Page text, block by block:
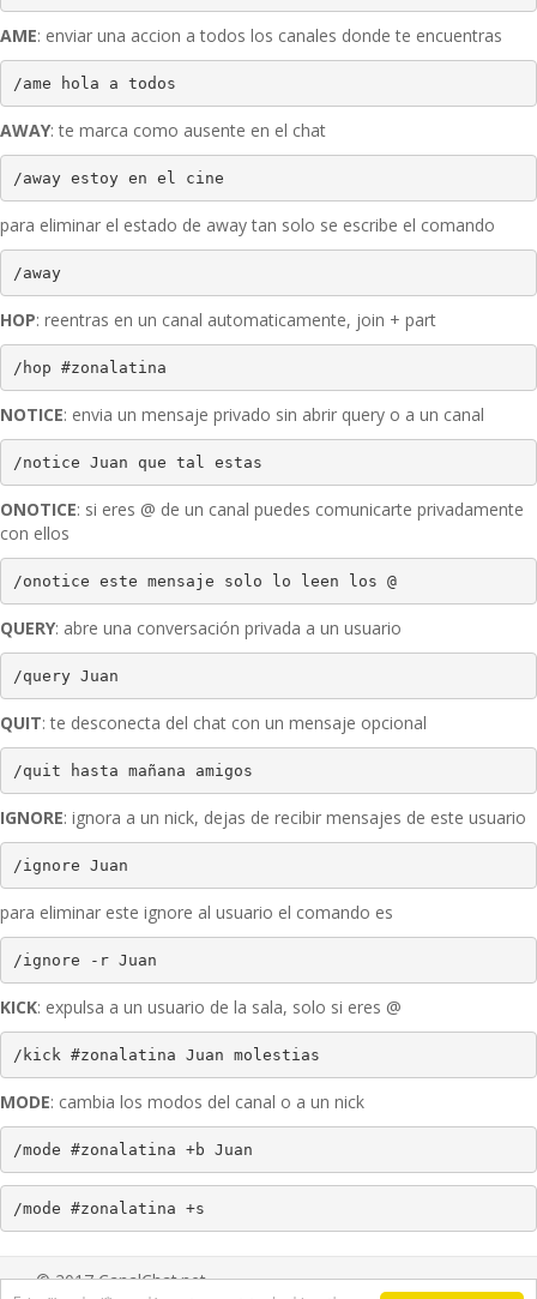
AME: enviar una accion a todos los canales donde te encuentras
/ame hola a todos
AWAY: te marca como ausente en el chat
/away estoy en el cine
para eliminar el estado de away tan solo se escribe el comando
/away
HOP: reentras en un canal automaticamente, join + part
/hop #zonalatina
NOTICE: envia un mensaje privado sin abrir query o a un canal
/notice Juan que tal estas
ONOTICE: si eres @ de un canal puedes comunicarte privadamente
con ellos
/onotice este mensaje solo lo leen los @
QUERY: abre una conversación privada a un usuario
/query Juan
QUIT: te desconecta del chat con un mensaje opcional
/quit hasta mañana amigos
IGNORE: ignora a un nick, dejas de recibir mensajes de este usuario
/ignore Juan
para eliminar este ignore al usuario el comando es
/ignore -r Juan
KICK: expulsa a un usuario de la sala, solo si eres @
/kick #zonalatina Juan molestias
MODE: cambia los modos del canal o a un nick
/mode #zonalatina +b Juan
/mode #zonalatina +s
© 2017 CanalChat.net